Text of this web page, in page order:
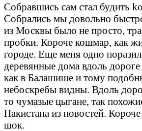
Собравшись сам стал будить
Собрались мы довольно
из Москвы было не просто,
пробки. Короче кошмар, как
городе. Еще меня одно
деревянные дома вдоль
как в Балашише и тому
небоскребы видны. Вдоль
то чумазые цыгане, так
Пакистана из новостей.
шок.